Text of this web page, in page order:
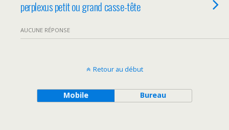
perplexus petit ou grand casse-tête
AUCUNE RÉPONSE
Retour au début
Mobile Bureau